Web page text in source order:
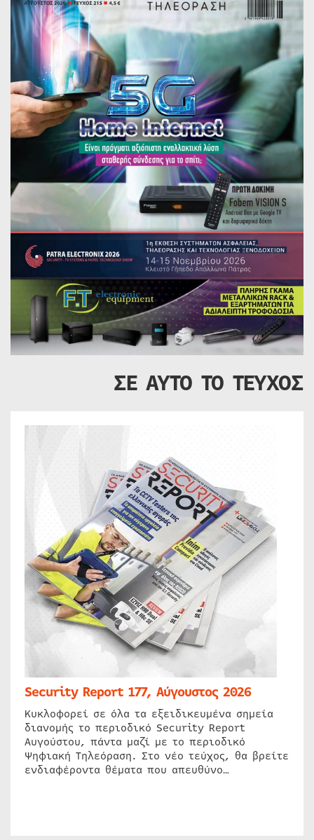
ΣΕ ΑΥΤΟ ΤΟ ΤΕΥΧΟΣ
Security Report 177, Αύγουστος 2026
Κυκλοφορεί σε όλα τα εξειδικευμένα σημεία
διανομής το περιοδικό Security Report
Αυγούστου, πάντα μαζί με το περιοδικό
Ψηφιακή Τηλεόραση. Στο νέο τεύχος, θα βρείτε
ενδιαφέροντα θέματα που απευθύνο…